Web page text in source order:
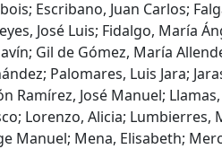
Escribano, Juan Carlos;
José Luis; Fidalgo, María
Gil de Gómez, María
Palomares, Luis Jara;
Ramírez, José Manuel;
Lorenzo, Alicia;
Manuel; Mena, Elisabeth;